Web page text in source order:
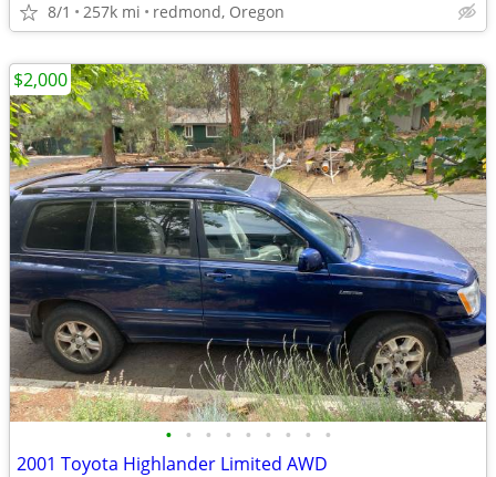
8/1 257k mi redmond, Oregon
• • • • • • • • •
2001 Toyota Highlander Limited AWD
$2,000